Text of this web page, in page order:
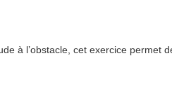
à l’obstacle, cet exercice permet